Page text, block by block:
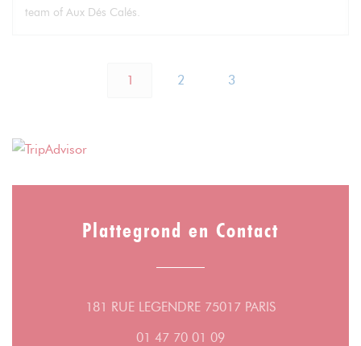
team of Aux Dés Calés.
1 2 3
Plattegrond en Contact
181 RUE LEGENDRE 75017 PARIS((opent in een
01 47 70 01 09